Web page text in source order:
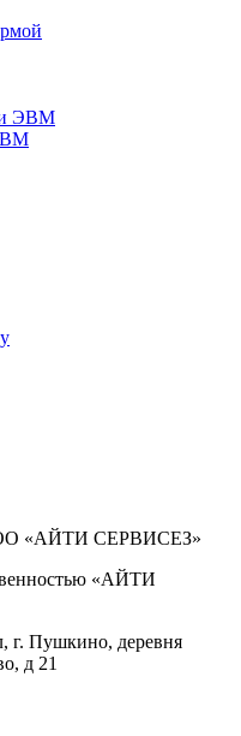
ЭВМ
«АЙТИ СЕРВИСЕЗ»
«АЙТИ
г. Пушкино, деревня
д 21